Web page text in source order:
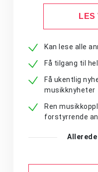
LES
Kan lese alle
Få tilgang til
Få ukentlig
musikknyheter
Ren
forstyrrende
Allerede